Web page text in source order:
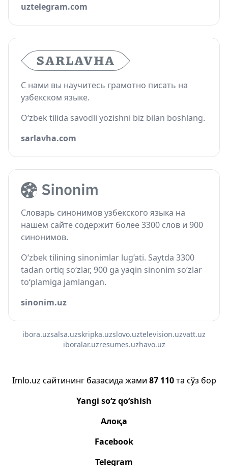
uztelegram.com
С нами вы научитесь грамотно писать на
узбекском языке.
O‘zbek tilida savodli yozishni biz bilan boshlang.
sarlavha.com
Словарь синонимов узбекского языка на
нашем сайте содержит более 3300 слов и 900
синонимов.
O‘zbek tilining sinonimlar lug‘ati. Saytda 3300
tadan ortiq so‘zlar, 900 ga yaqin sinonim so‘zlar
to‘plamiga jamlangan.
sinonim.uz
ibora.uzsalsa.uzskripka.uzslovo.uztelevision.uzvatt.uz
iboralar.uzresumes.uzhavo.uz
Imlo.uz сайтининг базасида жами 87 110та сўз бор
Yangi so‘z qo‘shish
Алоқа
Facebook
Telegram